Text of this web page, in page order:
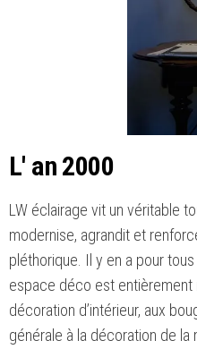
L' an 2000
LW éclairage vit un véritable
modernise, agrandit et
pléthorique. Il y en a pour
espace déco est entièrement
décoration d’intérieur, aux
générale à la décoration de la